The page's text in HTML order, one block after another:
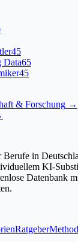
45
Data65
45
& Forschung →
Berufe in
KI-
Datenbank
Ratgeber